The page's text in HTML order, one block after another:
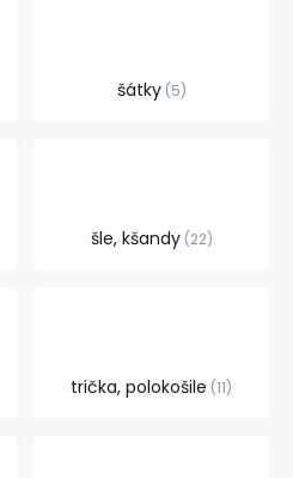
šátky 5
šle, kšandy 22
trička, polokošile 11